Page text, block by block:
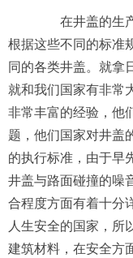
在井盖的生产
根据这些不同的标准
同的各类井盖。就拿
就和我们国家有非常
非常丰富的经验，他
题，他们国家对井盖
的执行标准，由于早
井盖与路面碰撞的噪
合程度方面有着十分
人生安全的国家，所
建筑材料，在安全方